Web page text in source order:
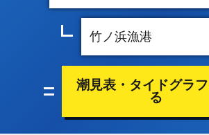
潮見表・タイドグラ
る